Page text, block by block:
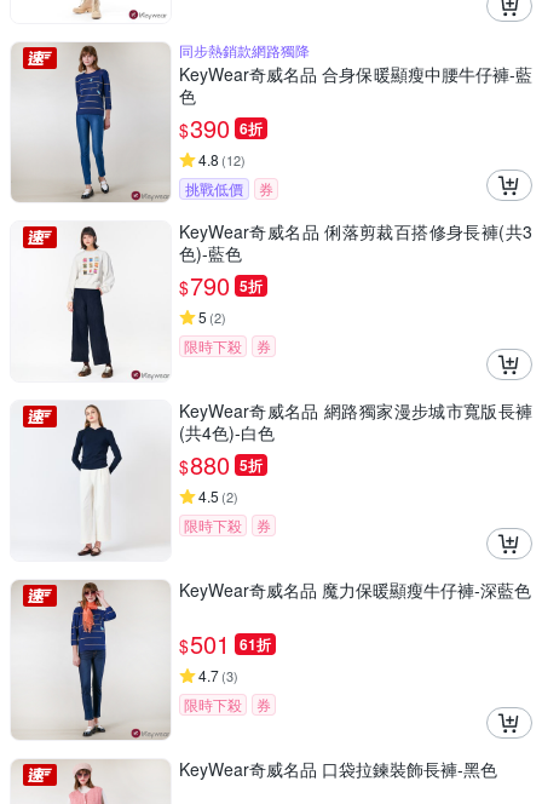
同步熱銷款網路獨降
KeyWear奇威名品 合身保暖顯瘦中腰牛仔褲-藍
色
$390 6折
4.8 (12)
挑戰低價 券
KeyWear奇威名品 俐落剪裁百搭修身長褲(共3
色)-藍色
$790 5折
5 (2)
限時下殺 券
KeyWear奇威名品 網路獨家漫步城市寬版長褲
(共4色)-白色
$880 5折
4.5 (2)
限時下殺 券
KeyWear奇威名品 魔力保暖顯瘦牛仔褲-深藍色
$501 61折
4.7(3)
限時下殺 券
KeyWear奇威名品 口袋拉鍊裝飾長褲-黑色